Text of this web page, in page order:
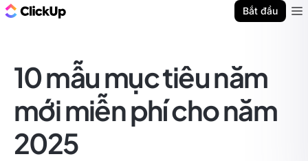
Bắt đầu
10 mẫu mục tiêu năm
mới miễn phí cho năm
2025